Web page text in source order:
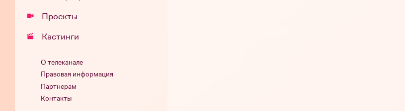
Проекты
Кастинги
О телеканале
Правовая информация
Партнерам
Контакты